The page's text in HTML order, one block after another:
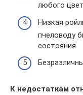
любого
Низкая
пчеловоду
состояния
К недостаткам